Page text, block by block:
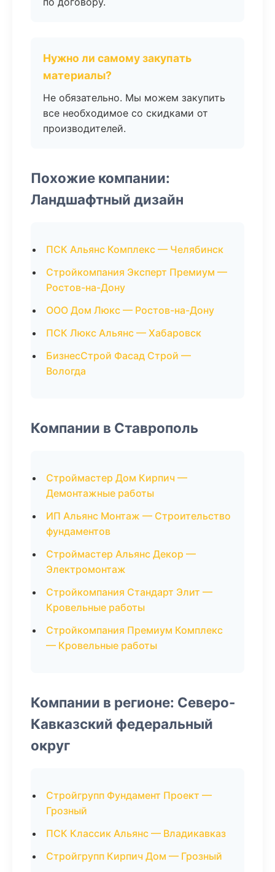
Нужно ли самому закупать
материалы?
Не обязательно. Мы можем закупить
все необходимое со скидками от
производителей.
Похожие компании:
Ландшафтный дизайн
ПСК Альянс Комплекс — Челябинск
Стройкомпания Эксперт Премиум —
Ростов-на-Дону
ООО Дом Люкс — Ростов-на-Дону
ПСК Люкс Альянс — Хабаровск
БизнесСтрой Фасад Строй —
Вологда
Компании в Ставрополь
Строймастер Дом Кирпич —
Демонтажные работы
ИП Альянс Монтаж — Строительство
фундаментов
Строймастер Альянс Декор —
Электромонтаж
Стройкомпания Стандарт Элит —
Кровельные работы
Стройкомпания Премиум Комплекс
— Кровельные работы
Компании в регионе: Северо-
Кавказский федеральный
округ
Стройгрупп Фундамент Проект —
Грозный
ПСК Классик Альянс — Владикавказ
Стройгрупп Кирпич Дом — Грозный